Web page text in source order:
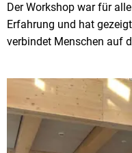
Der Workshop war für
Erfahrung und hat
verbindet Menschen auf